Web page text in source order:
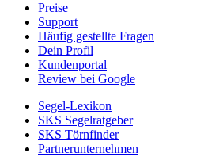
Preise
Support
Häufig gestellte Fragen
Dein Profil
Kundenportal
Review bei Google
Segel-Lexikon
SKS Segelratgeber
SKS Törnfinder
Partnerunternehmen